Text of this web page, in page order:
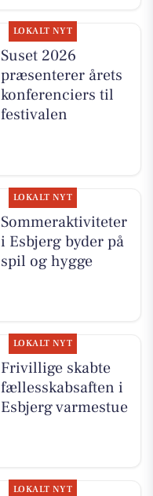
LOKALT NYT
Suset 2026
præsenterer årets
konferenciers til
festivalen
LOKALT NYT
Sommeraktiviteter
i Esbjerg byder på
spil og hygge
LOKALT NYT
Frivillige skabte
fællesskabsaften i
Esbjerg varmestue
LOKALT NYT